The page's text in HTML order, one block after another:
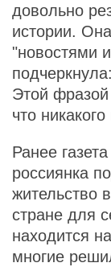
довольно
истории.
"новостями
Этой
что
Ранее
россиянка
жительство
стране для
находится
многие